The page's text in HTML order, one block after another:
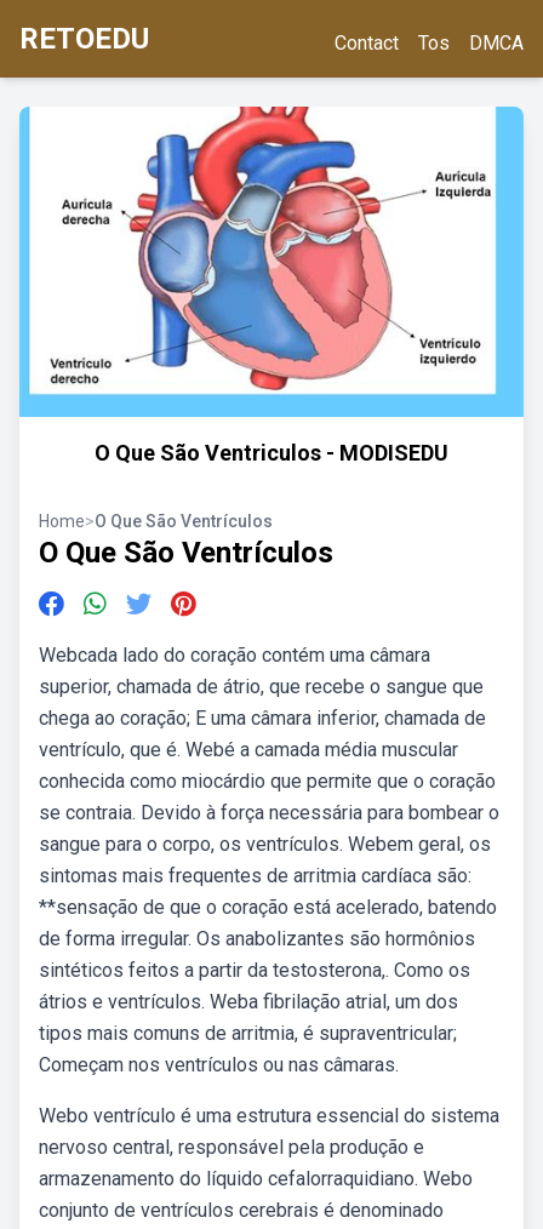
RETOEDU Contact Tos DMCA
O Que São Ventriculos - MODISEDU
Home>O Que São Ventrículos
O Que São Ventrículos
Webcada lado do coração contém uma câmara
superior, chamada de átrio, que recebe o sangue que
chega ao coração; E uma câmara inferior, chamada de
ventrículo, que é. Webé a camada média muscular
conhecida como miocárdio que permite que o coração
se contraia. Devido à força necessária para bombear o
sangue para o corpo, os ventrículos. Webem geral, os
sintomas mais frequentes de arritmia cardíaca são:
**sensação de que o coração está acelerado, batendo
de forma irregular. Os anabolizantes são hormônios
sintéticos feitos a partir da testosterona,. Como os
átrios e ventrículos. Weba fibrilação atrial, um dos
tipos mais comuns de arritmia, é supraventricular;
Começam nos ventrículos ou nas câmaras.
Webo ventrículo é uma estrutura essencial do sistema
nervoso central, responsável pela produção e
armazenamento do líquido cefalorraquidiano. Webo
conjunto de ventrículos cerebrais é denominado